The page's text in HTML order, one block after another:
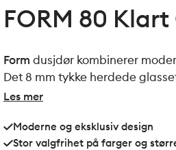
FORM 80
Form dusjdør kombinerer
Det 8 mm tykke herdede
stabil konstruksjon med høyde
Les mer
Moderne og eksklusiv design
Stor valgfrihet på farger og